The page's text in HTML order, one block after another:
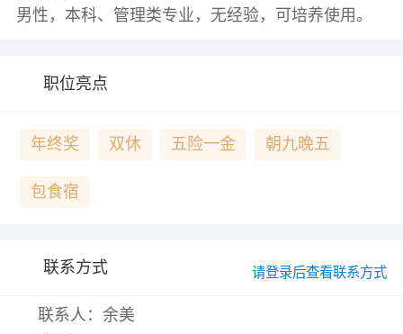
职位亮点
年终奖 双休 五险一金 朝九晚五
包食宿
联系方式 请登录后查看联系方式
联系人：余美